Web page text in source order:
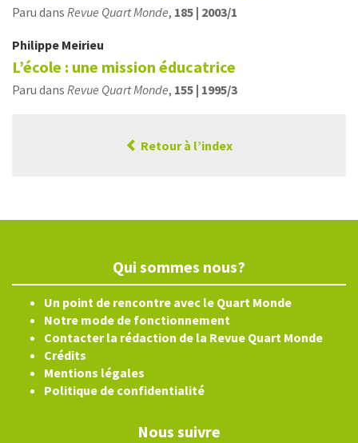
Paru dans Revue Quart Monde, 185 | 2003/1
Philippe Meirieu
L’école : une mission éducatrice
Paru dans Revue Quart Monde, 155 | 1995/3
Retour à l’index
Qui sommes nous?
Un point de rencontre avec le Quart Monde
Notre mode de fonctionnement
Contacter la rédaction de la Revue Quart Monde
Crédits
Mentions légales
Politique de confidentialité
Nous suivre